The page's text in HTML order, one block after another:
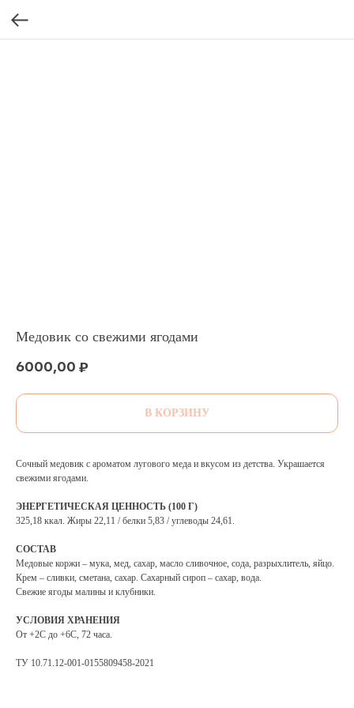
Медовик со свежими ягодами
6000,00 ₽
В КОРЗИНУ
Сочный медовик с ароматом лугового меда и вкусом из детства. Украшается
свежими ягодами.
ЭНЕРГЕТИЧЕСКАЯ ЦЕННОСТЬ (100 Г)
325,18 ккал. Жиры 22,11 / белки 5,83 / углеводы 24,61.
СОСТАВ
Медовые коржи – мука, мед, сахар, масло сливочное, сода, разрыхлитель, яйцо.
Крем – сливки, сметана, сахар. Сахарный сироп – сахар, вода.
Свежие ягоды малины и клубники.
УСЛОВИЯ ХРАНЕНИЯ
От +2С до +6С, 72 часа.
ТУ 10.71.12-001-0155809458-2021